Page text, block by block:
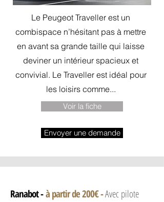
Le Peugeot Traveller est un
combispace n’hésitant pas à mettre
en avant sa grande taille qui laisse
deviner un intérieur spacieux et
convivial. Le Traveller est idéal pour
les loisirs comme...
Voir la fiche
Envoyer une demande
Ranabot -à partir de 200€ -Avec pilote